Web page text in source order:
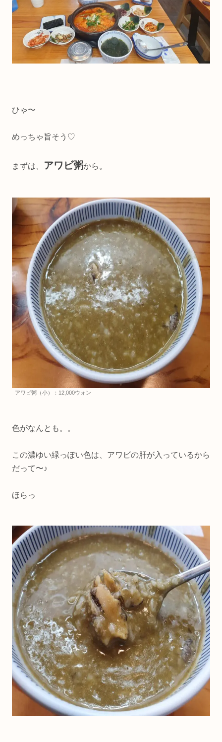
ひゃ〜
めっちゃ旨そう♡
まずは、 アワビ粥から。
アワビ粥（小）：12,000ウォン
色がなんとも。。
この濃ゆい緑っぽい色は、アワビの肝が入っているから
だって〜♪
ほらっ